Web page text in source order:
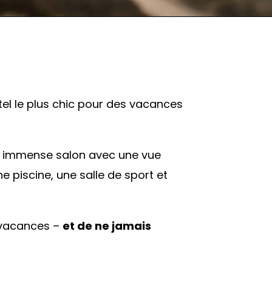
le plus chic pour des vacances
immense salon avec une vue
piscine, une salle de sport et
– et de ne jamais